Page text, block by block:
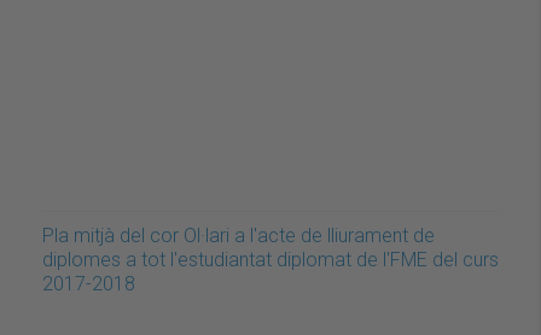
Pla mitjà del cor Ol·lari a l'acte de lliurament de
diplomes a tot l'estudiantat diplomat de l'FME del curs
2017-2018